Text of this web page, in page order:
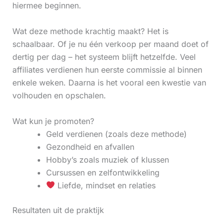
hiermee beginnen.
Wat deze methode krachtig maakt? Het is
schaalbaar. Of je nu één verkoop per maand doet of
dertig per dag – het systeem blijft hetzelfde. Veel
affiliates verdienen hun eerste commissie al binnen
enkele weken. Daarna is het vooral een kwestie van
volhouden en opschalen.
Wat kun je promoten?
Geld verdienen (zoals deze methode)
Gezondheid en afvallen
Hobby’s zoals muziek of klussen
Cursussen en zelfontwikkeling
Liefde, mindset en relaties
Resultaten uit de praktijk